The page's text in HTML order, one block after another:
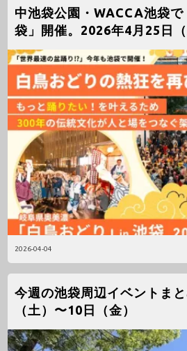
2026-04-04
中池袋公園・WACCA池袋
袋」開催。2026年4月25日（
今週の池袋周辺イベントま
（土）〜10日（金）